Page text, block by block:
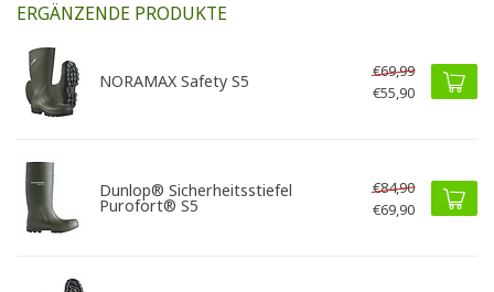
ERGÄNZENDE PRODUKTE
NORAMAX Safety S5
€69,99
€55,90
Dunlop® Sicherheitsstiefel
Purofort® S5
€84,90
€69,90